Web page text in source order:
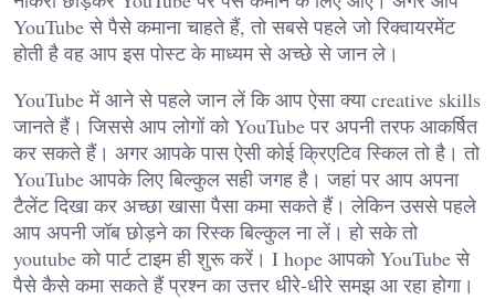
YouTube से पैसे कमाना चाहते हैं, तो सबसे पहले जो रिक्वायरमेंट
होती है वह आप इस पोस्ट के माध्यम से अच्छे से जान ले।
YouTube में आने से पहले जान लें कि आप ऐसा क्या creative skills
जानते हैं। जिससे आप लोगों को YouTube पर अपनी तरफ आकर्षित
कर सकते हैं। अगर आपके पास ऐसी कोई क्रिएटिव स्किल तो है। तो
YouTube आपके लिए बिल्कुल सही जगह है। जहां पर आप अपना
टैलेंट दिखा कर अच्छा खासा पैसा कमा सकते हैं। लेकिन उससे पहले
आप अपनी जॉब छोड़ने का रिस्क बिल्कुल ना लें। हो सके तो
youtube को पार्ट टाइम ही शुरू करें। I hope आपको YouTube से
पैसे कैसे कमा सकते हैं प्रश्न का उत्तर धीरे-धीरे समझ आ रहा होगा।